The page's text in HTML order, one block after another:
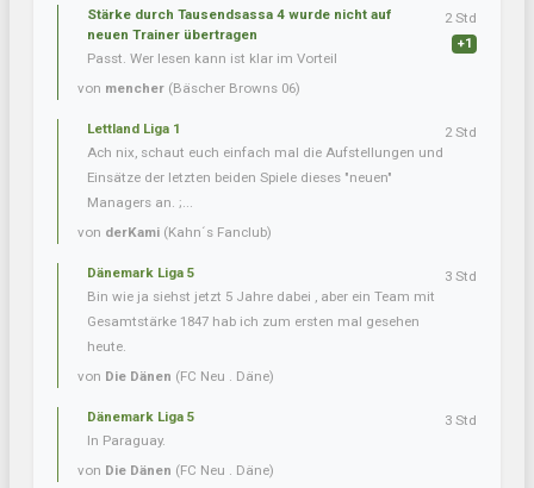
Stärke durch Tausendsassa 4 wurde nicht auf
neuen Trainer übertragen
Passt. Wer lesen kann ist klar im Vorteil
von mencher (Bäscher Browns 06)
2 Std
+1
Lettland Liga 1
Ach nix, schaut euch einfach mal die Aufstellungen und
Einsätze der letzten beiden Spiele dieses "neuen"
Managers an. ;...
von derKami (Kahn´s Fanclub)
2 Std
Dänemark Liga 5
Bin wie ja siehst jetzt 5 Jahre dabei , aber ein Team mit
Gesamtstärke 1847 hab ich zum ersten mal gesehen
heute.
von Die Dänen (FC Neu . Däne)
3 Std
Dänemark Liga 5
In Paraguay.
von Die Dänen (FC Neu . Däne)
3 Std